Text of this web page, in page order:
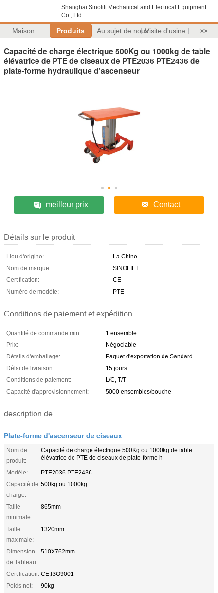
Shanghai Sinolift Mechanical and Electrical Equipment
Co., Ltd.
Maison Produits Au sujet de nousVisite d'usine >>
Capacité de charge électrique 500Kg ou 1000kg de table
élévatrice de PTE de ciseaux de PTE2036 PTE2436 de
plate-forme hydraulique d'ascenseur
meilleur prix Contact
Détails sur le produit
Lieu d'origine:
La Chine
Nom de marque:
SINOLIFT
Certification:
CE
Numéro de modèle:
PTE
Conditions de paiement et expédition
Quantité de commande min:
1 ensemble
Prix:
Négociable
Détails d'emballage:
Paquet d'exportation de Sandard
Délai de livraison:
15 jours
Conditions de paiement:
L/C, T/T
Capacité d'approvisionnement:
5000 ensembles/bouche
description de
Plate-forme d'ascenseur de ciseaux
Nom de
produit:
Capacité de charge électrique 500Kg ou 1000kg de table
élévatrice de PTE de ciseaux de plate-forme h
Modèle:
PTE2036 PTE2436
Capacité de
charge:
500kg ou 1000kg
Taille
minimale:
865mm
Taille
maximale:
1320mm
Dimension
de Tableau:
510X762mm
Certification: CE,ISO9001
Poids net:
90kg